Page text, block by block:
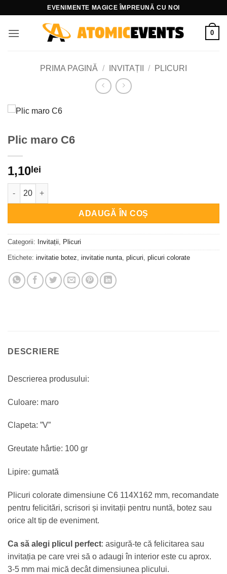
content
EVENIMENTE MAGICE ÎMPREUNĂ CU NOI
0
PRIMA PAGINĂ / INVITAȚII / PLICURI
Plic maro C6
1,10lei
Cantitate Plic maro C6
ADAUGĂ ÎN COȘ
Categorii: Invitații Plicuri
Etichete: invitatie botez invitatie nunta plicuri plicuri colorate
DESCRIERE
Descrierea produsului:
Culoare: maro
Clapeta: ”V”
Greutate hârtie: 100 gr
Lipire: gumată
Plicuri colorate dimensiune C6 114X162 mm, recomandate
pentru felicitări, scrisori și invitații pentru nuntă, botez sau
orice alt tip de eveniment.
Ca să alegi plicul perfect: asigură-te că felicitarea sau
invitația pe care vrei să o adaugi în interior este cu aprox.
3-5 mm mai mică decât dimensiunea plicului.